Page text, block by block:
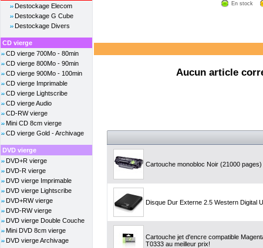
Destockage Elecom
Destockage G Cube
Destockage Divers
CD vierge
CD vierge 700Mo - 80min
CD vierge 800Mo - 90min
CD vierge 900Mo - 100min
CD vierge Imprimable
CD vierge Lightscribe
CD vierge Audio
CD-RW vierge
Mini CD 8cm vierge
CD vierge Gold - Archivage
DVD vierge
DVD+R vierge
DVD-R vierge
DVD vierge Imprimable
DVD vierge Lightscribe
DVD+RW vierge
DVD-RW vierge
DVD vierge Double Couche
Mini DVD 8cm vierge
DVD vierge Archivage
En stock
Aucun article
Cartouche monobloc Noir (21000
Disque Dur Externe 2.5 Western Digital
Cartouche jet d'encre compatible
T0333 au meilleur prix!